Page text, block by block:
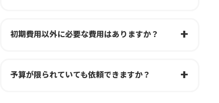
初期費用以外に必要な費用はありますか？
予算が限られていても依頼できますか？